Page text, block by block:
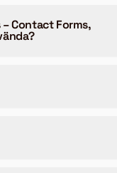
– Contact Forms,